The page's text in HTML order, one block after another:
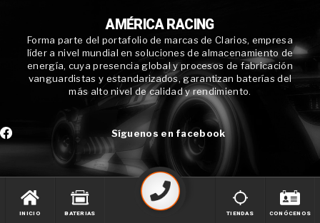
AMÉRICA RACING
Forma parte del portafolio de marcas de Clarios, empresa
líder a nivel mundial en soluciones de almacenamiento de
energía, cuya presencia global y procesos de fabricación
vanguardistas y estandarizados, garantizan baterías del
más alto nivel de calidad y rendimiento.
Síguenos en facebook
INICIO BATERIAS TIENDAS CONÓCENOS